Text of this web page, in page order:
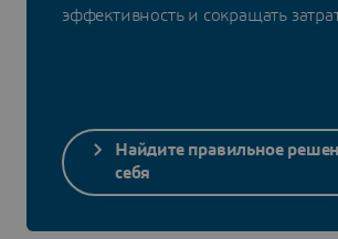
эффективность и сокращать
Найдите правильное
себя